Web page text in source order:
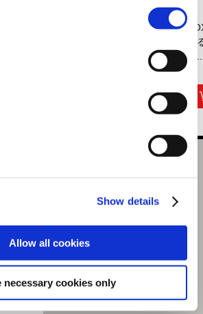
Show details
Allow all cookies
necessary cookies only
バイオハザード30周
1,870円(税込)
ザ
選択中の商品
クリス（2月お届け分）